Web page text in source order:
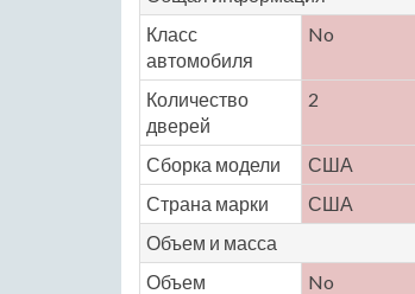
Класс
автомобиля
No
Количество
дверей
2
Сборка модели США
Страна марки
США
Объем и масса
Объем
No